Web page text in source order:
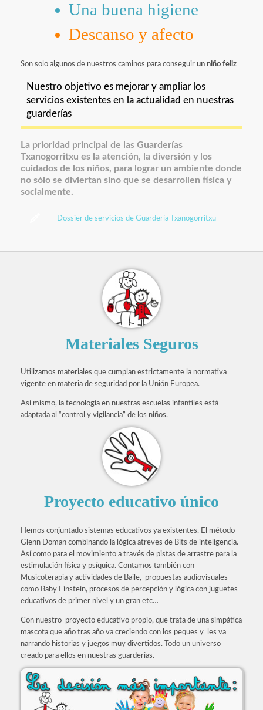
Una buena higiene
Descanso y afecto
Son solo algunos de nuestros caminos para conseguir un niño feliz
Nuestro objetivo es mejorar y ampliar los
servicios existentes en la actualidad en nuestras
guarderías
La prioridad principal de las Guarderías
Txanogorritxu es la atención, la diversión y los
cuidados de los niños, para lograr un ambiente donde
no sólo se diviertan sino que se desarrollen física y
socialmente.
Dossier de servicios de Guardería Txanogorritxu
Materiales Seguros
Utilizamos materiales que cumplan estrictamente la normativa
vigente en materia de seguridad por la Unión Europea.
Así mismo, la tecnología en nuestras escuelas infantiles está
adaptada al “control y vigilancia” de los niños.
Proyecto educativo único
Hemos conjuntado sistemas educativos ya existentes. El método
Glenn Doman combinando la lógica atreves de Bits de inteligencia.
Así como para el movimiento a través de pistas de arrastre para la
estimulación física y psíquica. Contamos también con
Musicoterapia y actividades de Baile, propuestas audiovisuales
como Baby Einstein, procesos de percepción y lógica con juguetes
educativos de primer nivel y un gran etc…
Con nuestro proyecto educativo propio, que trata de una simpática
mascota que año tras año va creciendo con los peques y les va
narrando historias y juegos muy divertidos. Todo un universo
creado para ellos en nuestras guarderías.